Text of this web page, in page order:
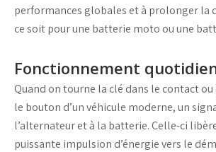
performances globales et à prolonger la
ce soit pour une batterie moto ou une
Fonctionnement
Quand on tourne la clé dans le contact ou
le bouton d’un véhicule moderne, un
l’alternateuret à la batterie. Celle-ci
puissante impulsion d’énergie vers le